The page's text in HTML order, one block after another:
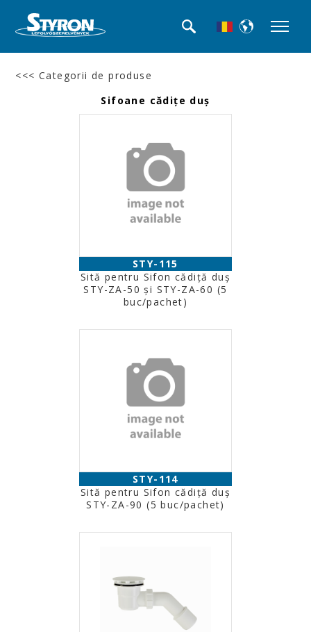
<<< Categorii de produse
Sifoane cădiţe duş
STY-115
Sită pentru Sifon cădiţă duş
STY-ZA-50 şi STY-ZA-60 (5
buc/pachet)
STY-114
Sită pentru Sifon cădiţă duş
STY-ZA-90 (5 buc/pachet)